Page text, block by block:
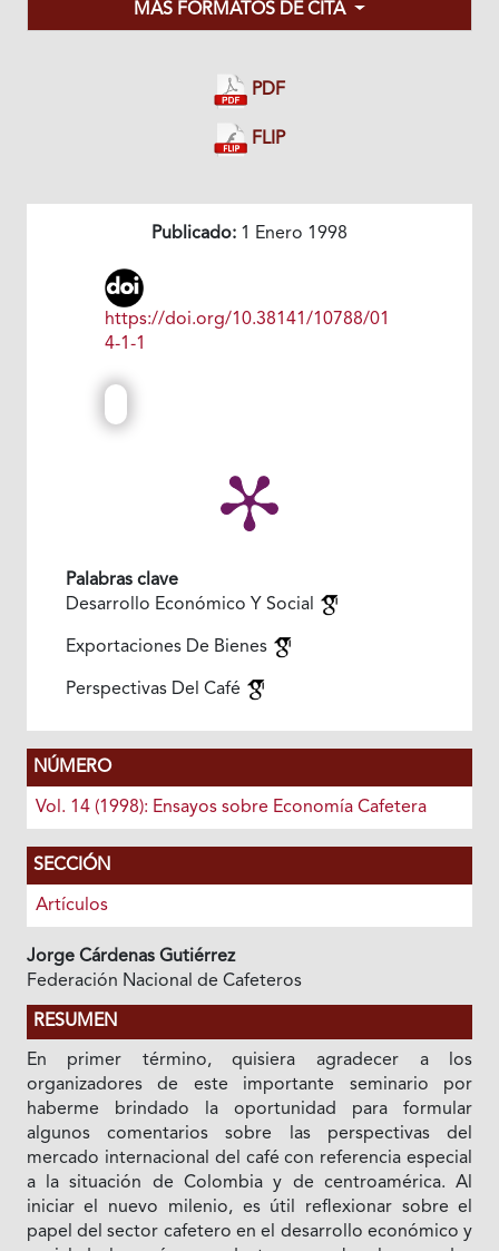
MÁS FORMATOS DE CITA
PDF
FLIP
Publicado: 1 Enero 1998
https://doi.org/10.38141/10788/01
4-1-1
Palabras clave
Desarrollo Económico Y Social
Exportaciones De Bienes
Perspectivas Del Café
NÚMERO
Vol. 14 (1998): Ensayos sobre Economía Cafetera
SECCIÓN
Artículos
Jorge Cárdenas Gutiérrez
Federación Nacional de Cafeteros
RESUMEN
En primer término, quisiera agradecer a los
organizadores de este importante seminario por
haberme brindado la oportunidad para formular
algunos comentarios sobre las perspectivas del
mercado internacional del café con referencia especial
a la situación de Colombia y de centroamérica. Al
iniciar el nuevo milenio, es útil reflexionar sobre el
papel del sector cafetero en el desarrollo económico y